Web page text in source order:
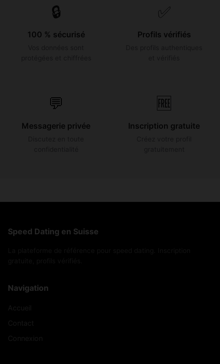
🔒
100 % sécurisé
✅
Profils vérifiés
💬
Messagerie privée
🆓
Inscription gratuite
Speed Dating en Suisse
Navigation